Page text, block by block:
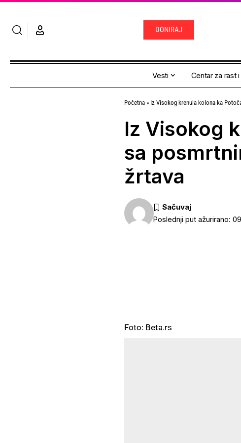
DONIRAJ
Vesti Centar za rast
Početna » Iz Visokog krenula kolona ka
Iz Visokog
sa
žrtava
Poslednji put ažurirano:
Foto: Beta.rs